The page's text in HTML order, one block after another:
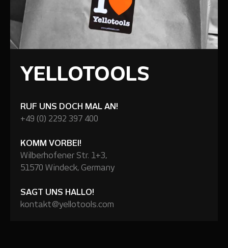
YELLOTOOLS
RUF UNS DOCH MAL AN!
+49 (0) 2292 397 400
KOMM VORBEI!
Wilberhofener Str. 1+3,
51570 Windeck, Germany
SAGT UNS HALLO!
kontakt@yellotools.com